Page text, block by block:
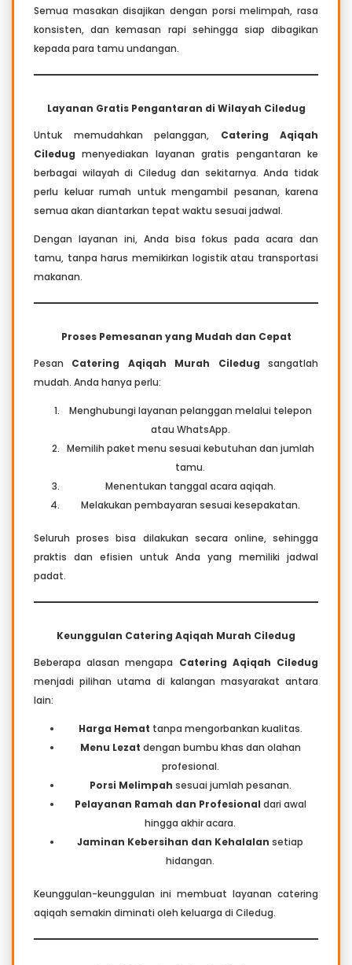
Semua masakan disajikan dengan porsi melimpah, rasa
konsisten, dan kemasan rapi sehingga siap dibagikan
kepada para tamu undangan.
Layanan Gratis Pengantaran di Wilayah Ciledug
Untuk memudahkan pelanggan, Catering Aqiqah
Ciledug menyediakan layanan gratis pengantaran ke
berbagai wilayah di Ciledug dan sekitarnya. Anda tidak
perlu keluar rumah untuk mengambil pesanan, karena
semua akan diantarkan tepat waktu sesuai jadwal.
Dengan layanan ini, Anda bisa fokus pada acara dan
tamu, tanpa harus memikirkan logistik atau transportasi
makanan.
Proses Pemesanan yang Mudah dan Cepat
Pesan Catering Aqiqah Murah Ciledug sangatlah
mudah. Anda hanya perlu:
Menghubungi layanan pelanggan melalui telepon
atau WhatsApp.
Memilih paket menu sesuai kebutuhan dan jumlah
tamu.
Menentukan tanggal acara aqiqah.
Melakukan pembayaran sesuai kesepakatan.
Seluruh proses bisa dilakukan secara online, sehingga
praktis dan efisien untuk Anda yang memiliki jadwal
padat.
Keunggulan Catering Aqiqah Murah Ciledug
Beberapa alasan mengapa Catering Aqiqah Ciledug
menjadi pilihan utama di kalangan masyarakat antara
lain:
Harga Hemat tanpa mengorbankan kualitas.
Menu Lezat dengan bumbu khas dan olahan
profesional.
Porsi Melimpah sesuai jumlah pesanan.
Pelayanan Ramah dan Profesional dari awal
hingga akhir acara.
Jaminan Kebersihan dan Kehalalan setiap
hidangan.
Keunggulan-keunggulan ini membuat layanan catering
aqiqah semakin diminati oleh keluarga di Ciledug.